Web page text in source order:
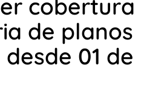
cobertura
de planos
01 de